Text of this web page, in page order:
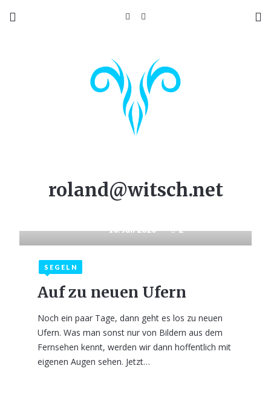
roland@witsch.net
10. Juli 2020 2
SEGELN
Auf zu neuen Ufern
Noch ein paar Tage, dann geht es los zu neuen
Ufern. Was man sonst nur von Bildern aus dem
Fernsehen kennt, werden wir dann hoffentlich mit
eigenen Augen sehen. Jetzt…